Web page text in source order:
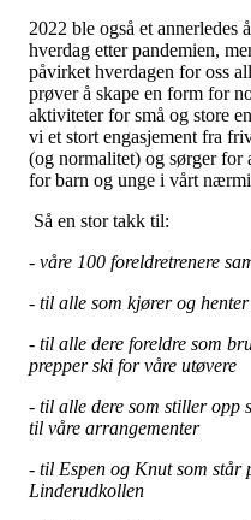
2022 ble også et
hverdag etter pandemien,
påvirket hverdagen for oss
prøver å skape en form for
aktiviteter for små og store
vi et stort engasjement fra
(og normalitet) og sørger
for barn og unge i vårt
Så en stor takk til:
- våre 100 foreldretrenere
- til alle som kjører og
- til alle dere foreldre som
prepper ski for våre utøvere
- til alle dere som stiller opp
til våre arrangementer
- til Espen og Knut som står
Linderudkollen